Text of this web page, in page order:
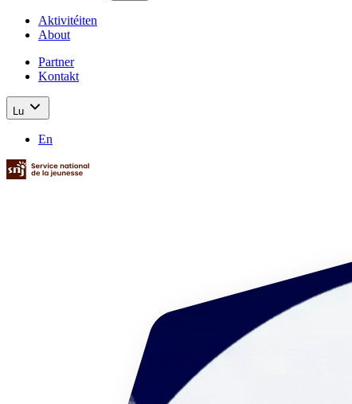
Aktivitéiten
About
Partner
Kontakt
Lu
En